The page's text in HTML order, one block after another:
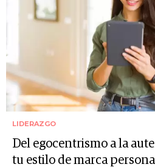
LIDERAZGO
Del egocentrismo a la
tu estilo de marca